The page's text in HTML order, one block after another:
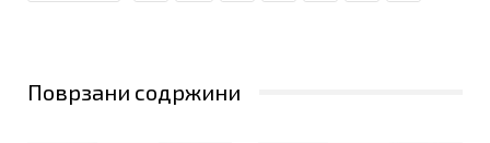
Поврзани содржини